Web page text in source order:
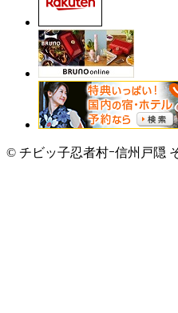
© チビッ子忍者村ｰ信州戸隠